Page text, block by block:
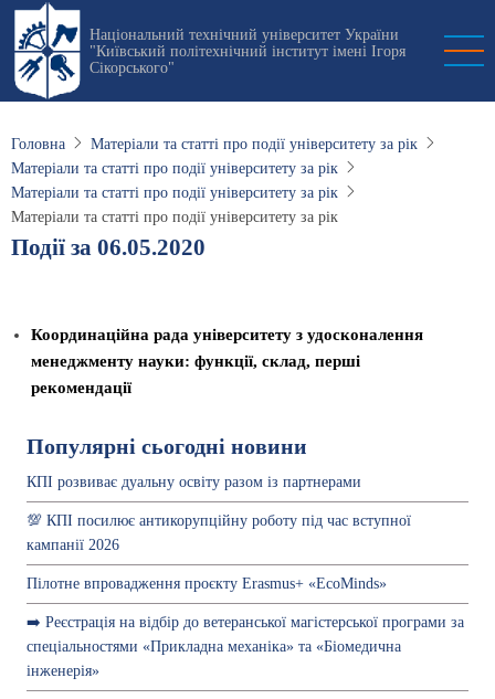
Перейти
основного
вмісту
Національний технічний університет України
"Київський політехнічний інститут імені Ігоря
Сікорського"
Головна
Матеріали та статті про події університету за рік
Матеріали та статті про події університету за рік
Матеріали та статті про події університету за рік
Матеріали та статті про події університету за рік
Події за 06.05.2020
Координаційна рада університету з удосконалення
менеджменту науки: функції, склад, перші
рекомендації
Популярні сьогодні новини
КПІ розвиває дуальну освіту разом із партнерами
💯 КПІ посилює антикорупційну роботу під час вступної
кампанії 2026
Пілотне впровадження проєкту Erasmus+ «EcoMinds»
➡️ Реєстрація на відбір до ветеранської магістерської програми за
спеціальностями «Прикладна механіка» та «Біомедична
інженерія»